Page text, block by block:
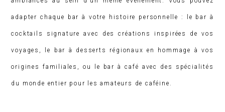
adapter chaque bar à votre histoire personnelle : le bar à
cocktails signature avec des créations inspirées de vos
voyages, le bar à desserts régionaux en hommage à vos
origines familiales, ou le bar à café avec des spécialités
du monde entier pour les amateurs de caféine.